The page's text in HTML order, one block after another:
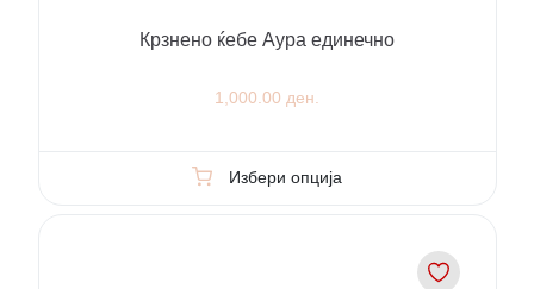
Крзнено ќебе Аура единечно
1,000.00 ден.
Избери опција